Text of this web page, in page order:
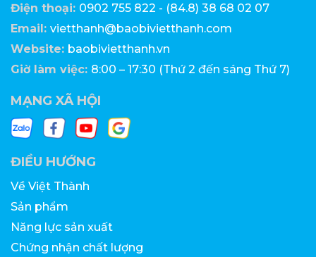
Điện thoại: 0902 755 822 - (84.8) 38 68 02 07
Email: vietthanh@baobivietthanh.com
Website: baobivietthanh.vn
Giờ làm việc: 8:00 – 17:30 (Thứ 2 đến sáng Thứ 7)
MẠNG XÃ HỘI
ĐIỀU HƯỚNG
Về Việt Thành
Sản phẩm
Năng lực sản xuất
Chứng nhận chất lượng